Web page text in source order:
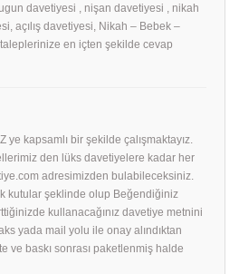
davetiyesi , nişan davetiyesi , nikah
açılış davetiyesi, Nikah – Bebek –
en içten şekilde cevap
ye kapsamlı bir şekilde çalışmaktayız.
den lüks davetiyelere kadar her
adresimizden bulabileceksiniz.
kutular şeklinde olup Beğendiğiniz
kullanacağınız davetiye metnini
yada mail yolu ile onay alındıktan
ve baskı sonrası paketlenmiş halde